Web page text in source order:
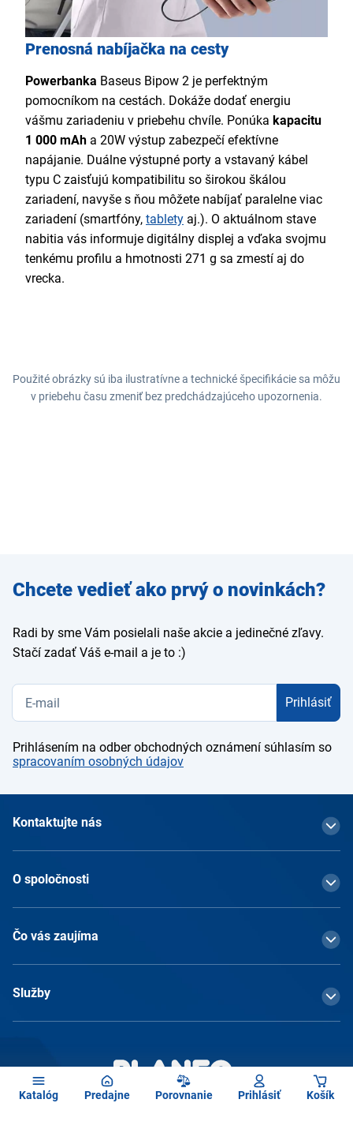
Katalóg Predajne Porovnanie Prihlásiť Košík
Prenosná nabíjačka na cesty
Powerbanka Baseus Bipow 2 je perfektným
pomocníkom na cestách. Dokáže dodať energiu
vášmu zariadeniu v priebehu chvíle. Ponúka kapacitu
1 000 mAh a 20W výstup zabezpečí efektívne
napájanie. Duálne výstupné porty a vstavaný kábel
typu C zaisťujú kompatibilitu so širokou škálou
zariadení, navyše s ňou môžete nabíjať paralelne viac
zariadení (smartfóny, tablety aj.). O aktuálnom stave
nabitia vás informuje digitálny displej a vďaka svojmu
tenkému profilu a hmotnosti 271 g sa zmestí aj do
vrecka.
Použité obrázky sú iba ilustratívne a technické špecifikácie sa môžu
v priebehu času zmeniť bez predchádzajúceho upozornenia.
Zadajte
e-mail
Chcete vedieť ako prvý o novinkách?
Radi by sme Vám posielali naše akcie a jedinečné zľavy.
Stačí zadať Váš e-mail a je to :)
Prihlásiť
Prihlásením na odber obchodných oznámení súhlasím so
spracovaním osobných údajov
Kontaktujte nás
O spoločnosti
Čo vás zaujíma
Služby